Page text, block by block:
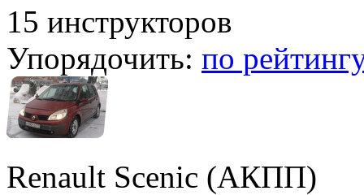
15 инструкторов
Упорядочить: по
Renault Scenic (АКПП)